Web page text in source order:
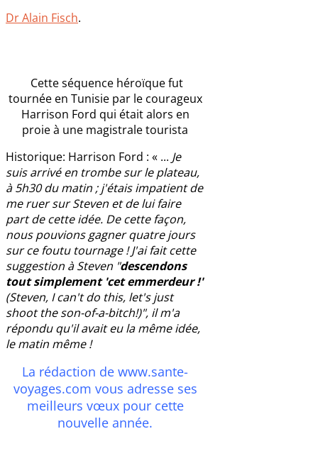
Dr Alain Fisch.
Cette séquence héroïque fut
tournée en Tunisie par le courageux
Harrison Ford qui était alors en
proie à une magistrale tourista
Historique: Harrison Ford : « ... Je
suis arrivé en trombe sur le plateau,
à 5h30 du matin ; j'étais impatient de
me ruer sur Steven et de lui faire
part de cette idée. De cette façon,
nous pouvions gagner quatre jours
sur ce foutu tournage ! J'ai fait cette
suggestion à Steven "descendons
tout simplement 'cet emmerdeur !'
(Steven, I can't do this, let's just
shoot the son-of-a-bitch!)", il m'a
répondu qu'il avait eu la même idée,
le matin même !
La rédaction dewww.sante-
voyages.com vous adresse ses
meilleurs vœux pour cette
nouvelle année.